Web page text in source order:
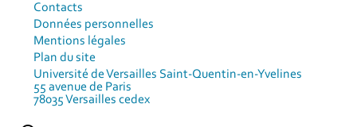
Contacts
Données personnelles
Mentions légales
Plan du site
Université de Versailles Saint-Quentin-en-Yvelines
55 avenue de Paris
78035 Versailles cedex